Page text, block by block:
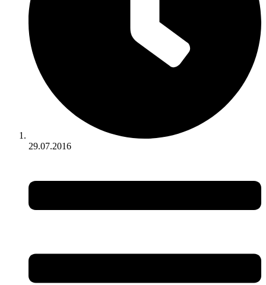
29.07.2016